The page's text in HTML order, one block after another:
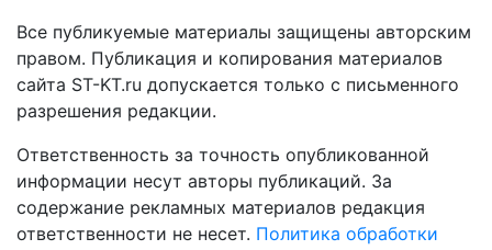
Все публикуемые материалы защищены авторским
правом. Публикация и копирования материалов
сайта ST-KT.ru допускается только с письменного
разрешения редакции.
Ответственность за точность опубликованной
информации несут авторы публикаций. За
содержание рекламных материалов редакция
ответственности не несет. Политика обработки